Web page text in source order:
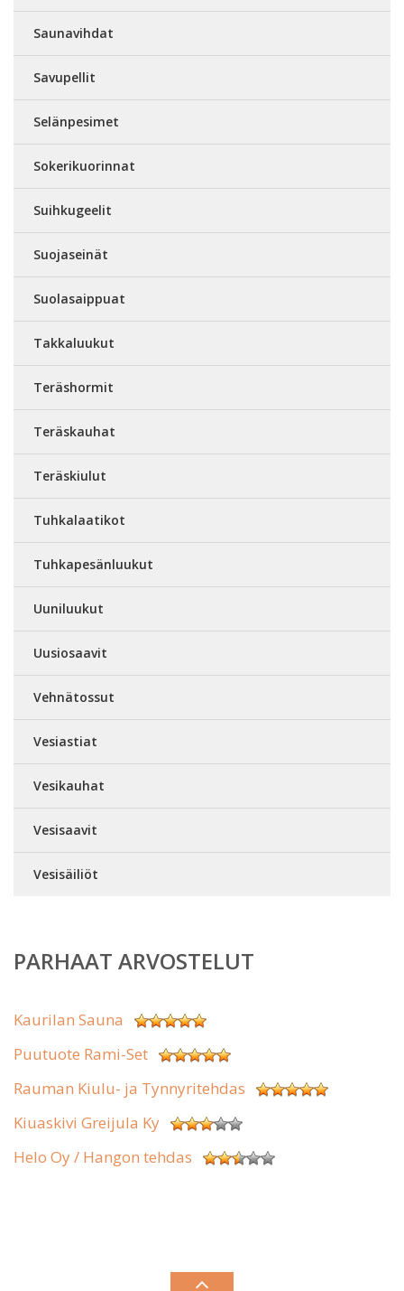
Saunavihdat
Savupellit
Selänpesimet
Sokerikuorinnat
Suihkugeelit
Suojaseinät
Suolasaippuat
Takkaluukut
Teräshormit
Teräskauhat
Teräskiulut
Tuhkalaatikot
Tuhkapesänluukut
Uuniluukut
Uusiosaavit
Vehnätossut
Vesiastiat
Vesikauhat
Vesisaavit
Vesisäiliöt
PARHAAT ARVOSTELUT
Kaurilan Sauna
Puutuote Rami-Set
Rauman Kiulu- ja Tynnyritehdas
Kiuaskivi Greijula Ky
Helo Oy / Hangon tehdas